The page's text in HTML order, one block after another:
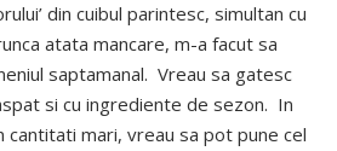
din cuibul parintesc, simultan cu
atata mancare, m-a facut sa
saptamanal. Vreau sa gatesc
si cu ingrediente de sezon. In
cantitati mari, vreau sa pot pune cel